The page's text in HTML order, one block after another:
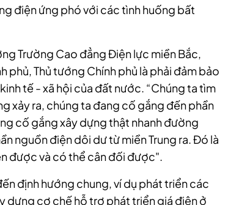
điện ứng phó với các tình huống bất
Trường Cao đẳng Điện lực miền Bắc,
phủ, Thủ tướng Chính phủ là phải đảm bảo
tế - xã hội của đất nước. “Chúng ta tìm
xảy ra, chúng ta đang cố gắng đến phần
cố gắng xây dựng thật nhanh đường
nguồn điện dôi dư từ miền Trung ra. Đó là
được và có thể cân đối được".
định hướng chung, ví dụ phát triển các
dựng cơ chế hỗ trợ phát triển giá điện ở